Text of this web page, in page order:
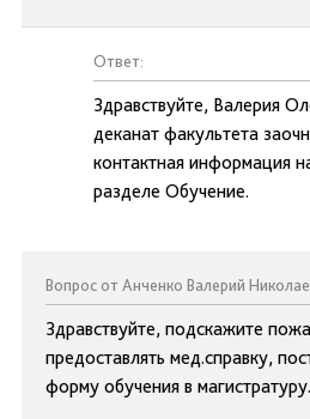
Ответ:
Здравствуйте, Валерия
деканат факультета
контактная информация
разделе Обучение.
Вопрос от Анченко Валерий
Здравствуйте, подскажите
предоставлять мед.справку,
форму обучения в магистратуру.